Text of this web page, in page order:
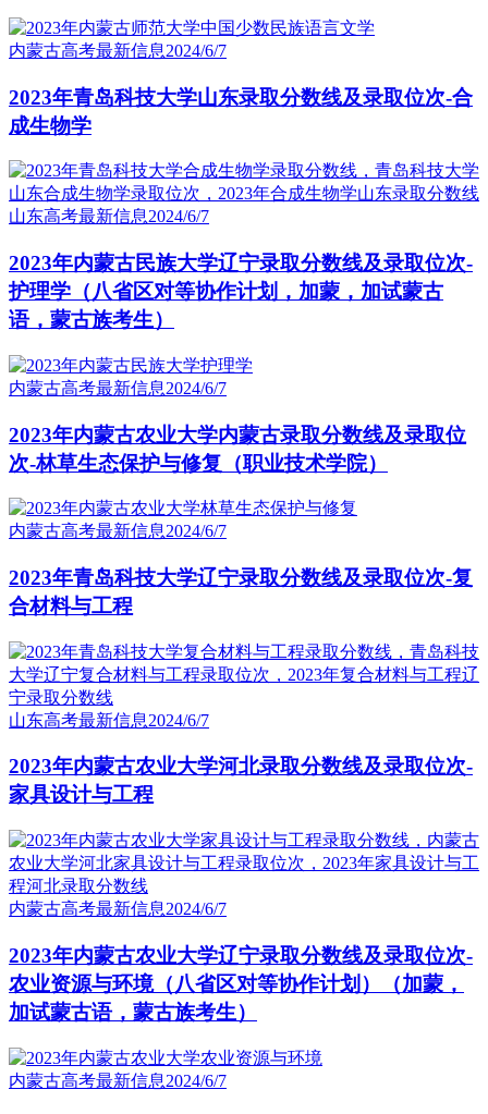
内蒙古高考最新信息2024/6/7
2023年青岛科技大学山东录取分数线及录取位次-合
成生物学
山东高考最新信息2024/6/7
2023年内蒙古民族大学辽宁录取分数线及录取位次-
护理学（八省区对等协作计划，加蒙，加试蒙古
语，蒙古族考生）
内蒙古高考最新信息2024/6/7
2023年内蒙古农业大学内蒙古录取分数线及录取位
次-林草生态保护与修复（职业技术学院）
内蒙古高考最新信息2024/6/7
2023年青岛科技大学辽宁录取分数线及录取位次-复
合材料与工程
山东高考最新信息2024/6/7
2023年内蒙古农业大学河北录取分数线及录取位次-
家具设计与工程
内蒙古高考最新信息2024/6/7
2023年内蒙古农业大学辽宁录取分数线及录取位次-
农业资源与环境（八省区对等协作计划）（加蒙，
加试蒙古语，蒙古族考生）
内蒙古高考最新信息2024/6/7